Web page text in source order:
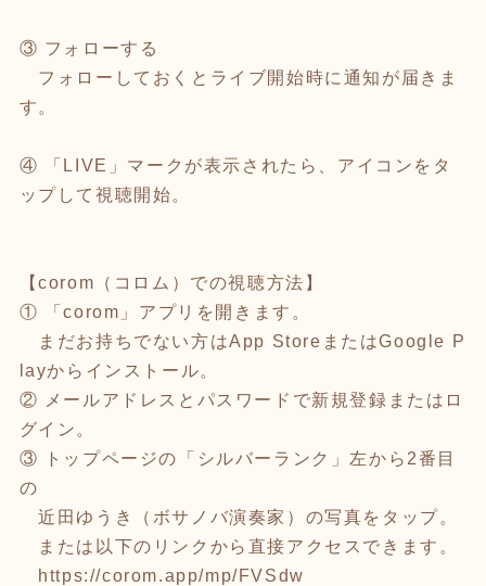
③ フォローする
フォローしておくとライブ開始時に通知が届きま
す。
④ 「LIVE」マークが表示されたら、アイコンをタ
ップして視聴開始。
【corom（コロム）での視聴方法】
① 「corom」アプリを開きます。
まだお持ちでない方はApp StoreまたはGoogle P
layからインストール。
② メールアドレスとパスワードで新規登録またはロ
グイン。
③ トップページの「シルバーランク」左から2番目
の
近田ゆうき（ボサノバ演奏家）の写真をタップ。
または以下のリンクから直接アクセスできます。
https://corom.app/mp/FVSdw